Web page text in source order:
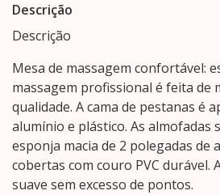
Descrição
Descrição
Mesa de massagem confortável:
massagem profissional é feita de
qualidade. A cama de pestanas é
alumínio e plástico. As almofadas
esponja macia de 2 polegadas de
cobertas com couro PVC durável.
suave sem excesso de pontos.